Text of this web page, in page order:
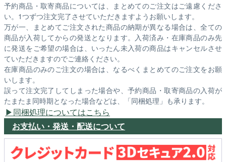
予約商品・取寄商品については、まとめてのご注文はご遠慮くださ
い。1つずつ注文完了させていただきますようお願いします。
万が一、まとめてご注文された商品の納期が異なる場合は、全ての
商品が入荷してからの発送となります。入荷済み・在庫商品のみ先
に発送をご希望の場合は、いったん未入荷の商品はキャンセルさせ
ていただきますのでご連絡ください。
在庫商品のみのご注文の場合は、なるべくまとめてのご注文をお願
いします。
誤って注文完了してしまった場合や、予約商品・取寄商品の入荷が
たまたま同時期となった場合などは、「同梱処理」も承ります。
同梱処理についてはこちら
お支払い・発送・配送について